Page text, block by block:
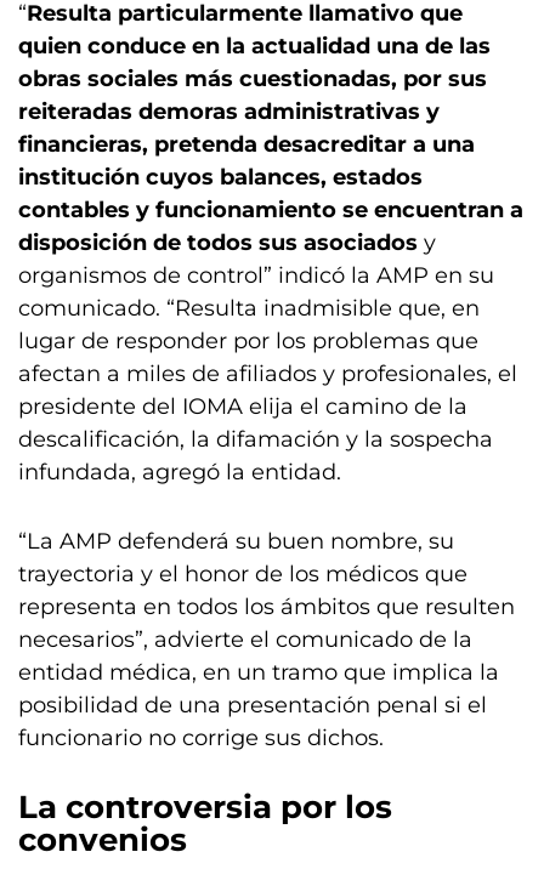
“Resulta particularmente llamativo que
quien conduce en la actualidad una de las
obras sociales más cuestionadas, por sus
reiteradas demoras administrativas y
financieras, pretenda desacreditar a una
institución cuyos balances, estados
contables y funcionamiento se encuentran a
disposición de todos sus asociados y
organismos de control” indicó la AMP en su
comunicado. “Resulta inadmisible que, en
lugar de responder por los problemas que
afectan a miles de afiliados y profesionales, el
presidente del IOMA elija el camino de la
descalificación, la difamación y la sospecha
infundada, agregó la entidad.
“La AMP defenderá su buen nombre, su
trayectoria y el honor de los médicos que
representa en todos los ámbitos que resulten
necesarios”, advierte el comunicado de la
entidad médica, en un tramo que implica la
posibilidad de una presentación penal si el
funcionario no corrige sus dichos.
La controversia por los
convenios